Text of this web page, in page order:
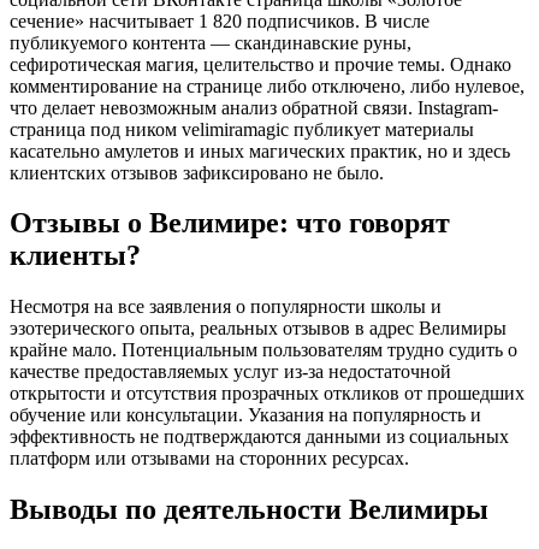
сечение» насчитывает 1 820 подписчиков. В числе
публикуемого контента — скандинавские руны,
сефиротическая магия, целительство и прочие темы. Однако
комментирование на странице либо отключено, либо нулевое,
что делает невозможным анализ обратной связи. Instagram-
страница под ником velimiramagic публикует материалы
касательно амулетов и иных магических практик, но и здесь
клиентских отзывов зафиксировано не было.
Отзывы о Велимире: что говорят
клиенты?
Несмотря на все заявления о популярности школы и
эзотерического опыта, реальных отзывов в адрес Велимиры
крайне мало. Потенциальным пользователям трудно судить о
качестве предоставляемых услуг из-за недостаточной
открытости и отсутствия прозрачных откликов от прошедших
обучение или консультации. Указания на популярность и
эффективность не подтверждаются данными из социальных
платформ или отзывами на сторонних ресурсах.
Выводы по деятельности Велимиры